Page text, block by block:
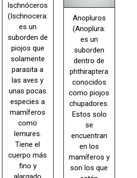
Ischnóceros
(Ischnocera:
es un
suborden de
piojos que
solamente
parasita a
las aves y
unas pocas
especies a
mamíferos
como
lemures.
Tiene el
cuerpo más
fino y
Anopluros
(Anoplura:
es un
suborden
dentro de
phthiraptera
conocidos
como piojos
chupadores.
Estos solo
se
encuentran
en los
mamíferos y
son los que